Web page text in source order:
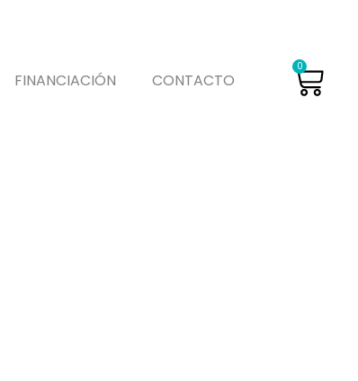
FINANCIACIÓN CONTACTO
0